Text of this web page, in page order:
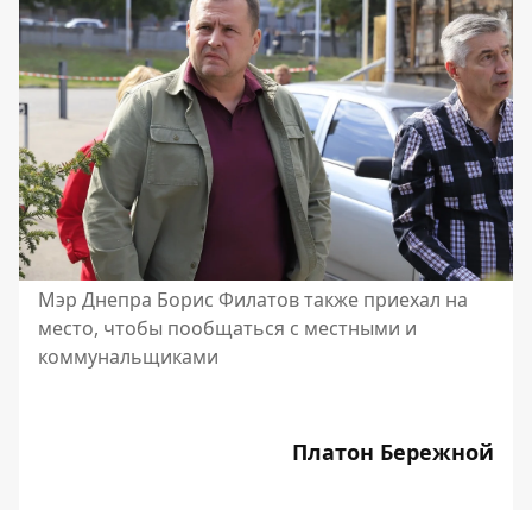
Мэр Днепра Борис Филатов также приехал на
место, чтобы пообщаться с местными и
коммунальщиками
Платон Бережной